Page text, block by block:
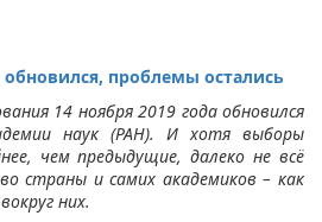
проблемы остались
14 ноября 2019 года обновился
наук (РАН). И хотя выборы
чем предыдущие, далеко не всё
страны и самих академиков – как
них.